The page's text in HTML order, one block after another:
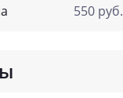
550 руб.